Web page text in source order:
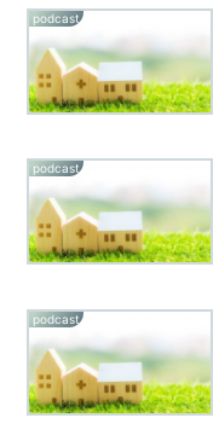
podcast
podcast
podcast